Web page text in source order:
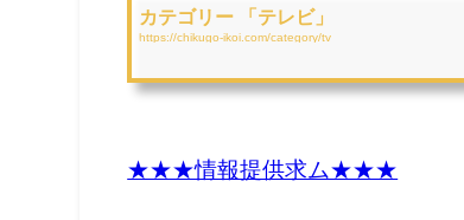
カテゴリー 「テレビ」
https://chikugo-ikoi.com/category/tv
★★★情報提供求ム★★★